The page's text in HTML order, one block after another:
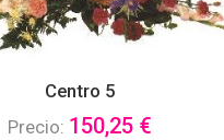
Centro 5
Precio: 150,25 €